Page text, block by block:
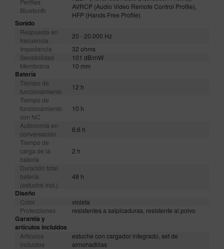
Bluetooth
AVRCP (Audio Video Remote Control Profile),
HFP (Hands Free Profile)
Sonido
Respuesta en
frecuencia
20 - 20.000 Hz
Impedancia
32 ohms
Sensibilidad
101 dB/mW
Membrana
10 mm
Batería
Tiempo de
funcionamiento
12 h
Tiempo de
funcionamiento
con NC
10 h
Autonomía en
conversación
6,6 h
Tiempo de
carga de la
batería
2 h
Duración total
batería
(estuche incl.)
48 h
Diseño
Color
violeta
Protecciones
resistentes a salpicaduras, resistente al polvo
Garantía y
artículos incluidos
Artículos
incluidos
estuche con cargador integrado, set de
almohadillas